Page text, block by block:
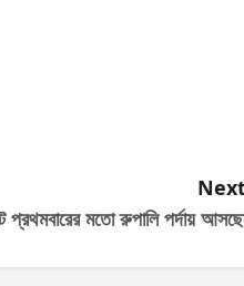
প্রথমবারের মতো রুপালি পর্দায়